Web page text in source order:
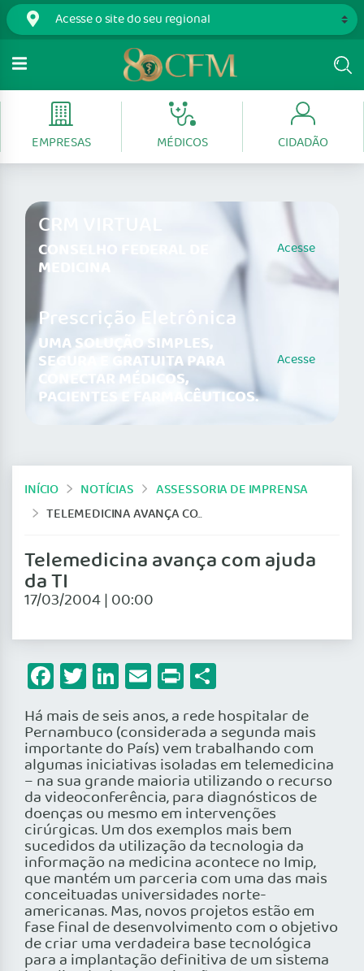
EMPRESAS MÉDICOS CIDADÃO
CRM VIRTUAL
CONSELHO FEDERAL DE
MEDICINA
Acesse
Prescrição Eletrônica
UMA SOLUÇÃO SIMPLES,
SEGURA E GRATUITA PARA
CONECTAR MÉDICOS,
PACIENTES E FARMACÊUTICOS.
Acesse
INÍCIO NOTÍCIAS
ASSESSORIA DE IMPRENSA
TELEMEDICINA AVANÇA COM AJUDA DA TI
Telemedicina avança com ajuda
da TI
17/03/2004 | 00:00
Facebook
Twitter
LinkedIn
Email
Print
Há mais de seis anos, a rede hospitalar de
Pernambuco (considerada a segunda mais
importante do País) vem trabalhando com
algumas iniciativas isoladas em telemedicina
– na sua grande maioria utilizando o recurso
da videoconferência, para diagnósticos de
doenças ou mesmo em intervenções
cirúrgicas. Um dos exemplos mais bem
sucedidos da utilização da tecnologia da
informação na medicina acontece no Imip,
que mantém um parceria com uma das mais
conceituadas universidades norte-
americanas. Mas, novos projetos estão em
fase final de desenvolvimento com o objetivo
de criar uma verdadeira base tecnológica
para a implantação definitiva de um sistema